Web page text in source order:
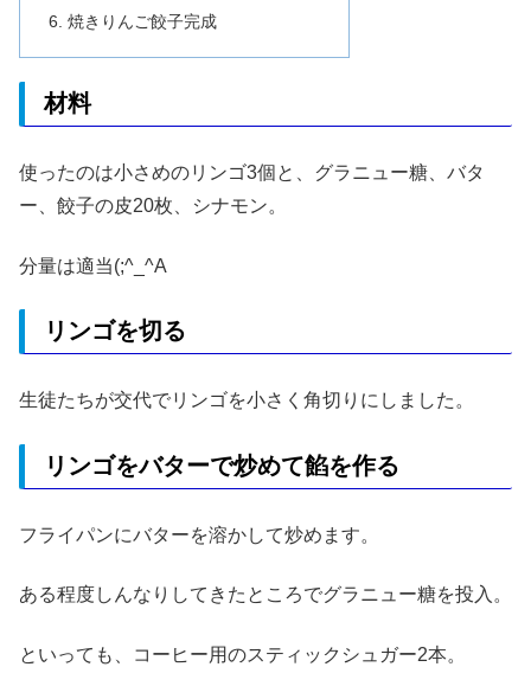
焼きりんご餃子完成
材料
使ったのは小さめのリンゴ3個と、グラニュー糖、バタ
ー、餃子の皮20枚、シナモン。
分量は適当(;^_^A
リンゴを切る
生徒たちが交代でリンゴを小さく角切りにしました。
リンゴをバターで炒めて餡を作る
フライパンにバターを溶かして炒めます。
ある程度しんなりしてきたところでグラニュー糖を投入。
といっても、コーヒー用のスティックシュガー2本。